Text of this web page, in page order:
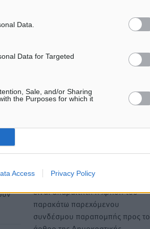
Data.
Data for Targeted
Sale, and/or Sharing
the Purposes for which it
Access Privacy Policy
στην Πολιτική Προστασί
Για την μερική αναπαραγωγή της
είδησης από άλλες ιστοσελίδες
είναι απαραίτητη η χρήση του
παρακάτω παρεχόμενου
συνδέσμου παραπομπής προς το